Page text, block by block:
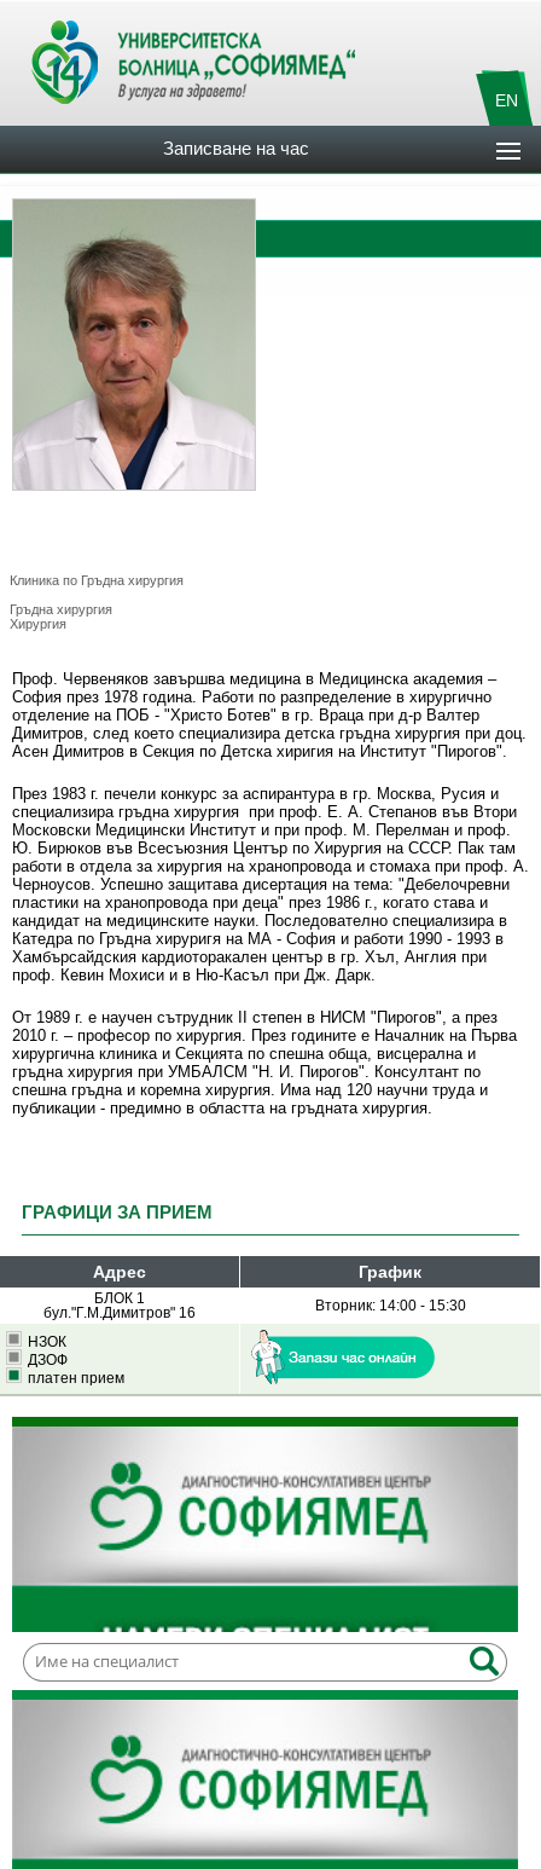
EN
Записване на час
Клиника по Гръдна хирургия
Гръдна хирургия
Хирургия
Проф. Червеняков завършва медицина в Медицинска академия –
София през 1978 година. Работи по разпределение в хирургично
отделение на ПОБ - "Христо Ботев" в гр. Враца при д-р Валтер
Димитров, след което специализира детска гръдна хирургия при доц.
Асен Димитров в Секция по Детска хиригия на Институт "Пирогов".
През 1983 г. печели конкурс за аспирантура в гр. Москва, Русия и
специализира гръдна хирургия при проф. Е. А. Степанов във Втори
Московски Медицински Институт и при проф. М. Перелман и проф.
Ю. Бирюков във Всесъюзния Център по Хирургия на СССР. Пак там
работи в отдела за хирургия на хранопровода и стомаха при проф. А.
Черноусов. Успешно защитава дисертация на тема: "Дебелочревни
пластики на хранопровода при деца" през 1986 г., когато става и
кандидат на медицинските науки. Последователно специализира в
Катедра по Гръдна хируригя на МА - София и работи 1990 - 1993 в
Хамбърсайдския кардиоторакален център в гр. Хъл, Англия при
проф. Кевин Мохиси и в Ню-Касъл при Дж. Дарк.
От 1989 г. е научен сътрудник II степен в НИСМ "Пирогов", а през
2010 г. – професор по хирургия. През годините е Началник на Първа
хирургична клиника и Секцията по спешна обща, висцерална и
гръдна хирургия при УМБАЛСМ "Н. И. Пирогов". Консултант по
спешна гръдна и коремна хирургия. Има над 120 научни труда и
публикации - предимно в областта на гръдната хирургия.
ГРАФИЦИ ЗА ПРИЕМ
Адрес График
БЛОК 1
бул."Г.М.Димитров" 16
Вторник: 14:00 - 15:30
НЗОК
ДЗОФ
платен прием